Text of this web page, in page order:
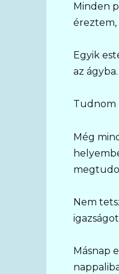
Minden
éreztem,
Egyik
az
Tudnom
Még
Nem
Másnap